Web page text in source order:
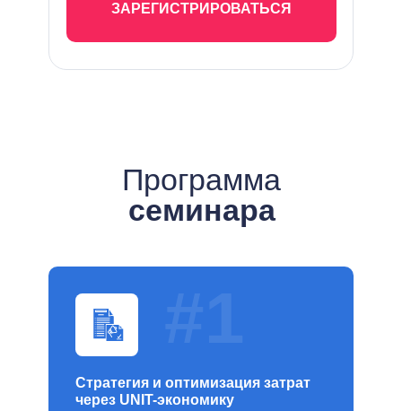
ЗАРЕГИСТРИРОВАТЬСЯ
Программа
семинара
Стратегия и оптимизация затрат
через UNIT-экономику